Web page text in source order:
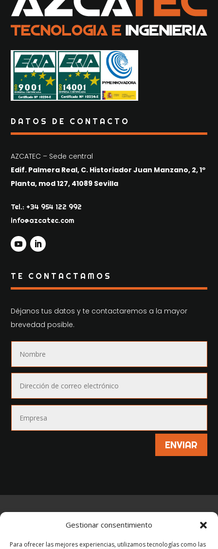
Gestionar consentimiento
Para ofrecer las mejores experiencias, utilizamos tecnologías como las
DATOS DE CONTACTO
AZCATEC – Sede central
Edif. Palmera Real, C. Historiador Juan Manzano, 2, 1º
Planta, mod 127, 41089 Sevilla
Tel.: +34 954 122 992
info@azcatec.com
TE CONTACTAMOS
Déjanos tus datos y te contactaremos a la mayor
brevedad posible.
ENVIAR
POLÍTICA DE COOKIES